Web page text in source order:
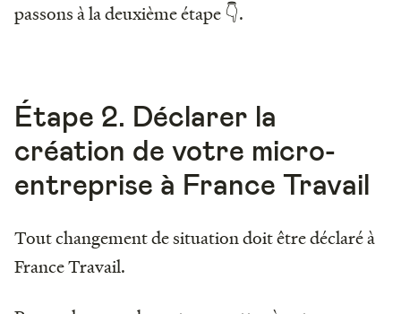
passons à la deuxième étape 👇.
Étape 2. Déclarer la
création de votre micro-
entreprise à France Travail
Tout changement de situation doit être déclaré à
France Travail.